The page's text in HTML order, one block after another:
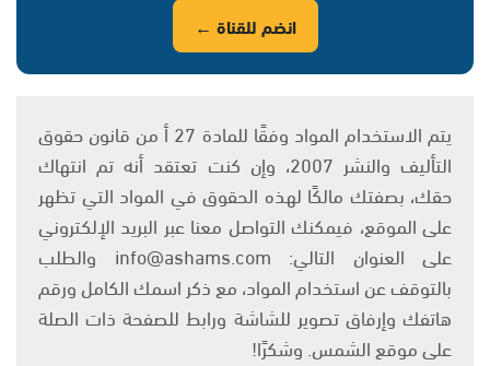
انضم للقناة ←
يتم الاستخدام المواد وفقًا للمادة 27 أ من قانون حقوق
التأليف والنشر 2007، وإن كنت تعتقد أنه تم انتهاك
حقك، بصفتك مالكًا لهذه الحقوق في المواد التي تظهر
على الموقع، فيمكنك التواصل معنا عبر البريد الإلكتروني
على العنوان التالي: info@ashams.com والطلب
بالتوقف عن استخدام المواد، مع ذكر اسمك الكامل ورقم
هاتفك وإرفاق تصوير للشاشة ورابط للصفحة ذات الصلة
على موقع الشمس. وشكرًا!